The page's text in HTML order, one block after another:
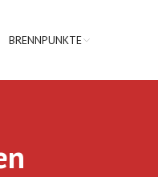
BRENNPUNKTE